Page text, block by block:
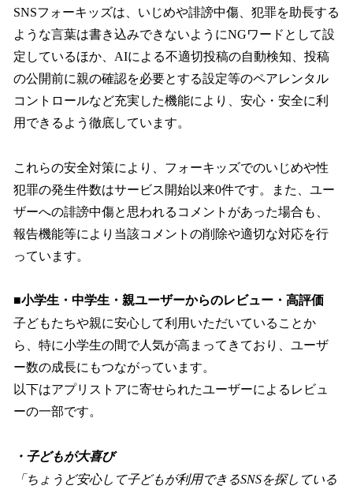
SNSフォーキッズは、いじめや誹謗中傷、犯罪を助長する
ような言葉は書き込みできないようにNGワードとして設
定しているほか、AIによる不適切投稿の自動検知、投稿
の公開前に親の確認を必要とする設定等のペアレンタル
コントロールなど充実した機能により、安心・安全に利
用できるよう徹底しています。
これらの安全対策により、フォーキッズでのいじめや性
犯罪の発生件数はサービス開始以来0件です。また、ユー
ザーへの誹謗中傷と思われるコメントがあった場合も、
報告機能等により当該コメントの削除や適切な対応を行
っています。
■小学生・中学生・親ユーザーからのレビュー・高評価
子どもたちや親に安心して利用いただいていることか
ら、特に小学生の間で人気が高まってきており、ユーザ
ー数の成長にもつながっています。
以下はアプリストアに寄せられたユーザーによるレビュ
ーの一部です。
・子どもが大喜び
「ちょうど安心して子どもが利用できるSNSを探している